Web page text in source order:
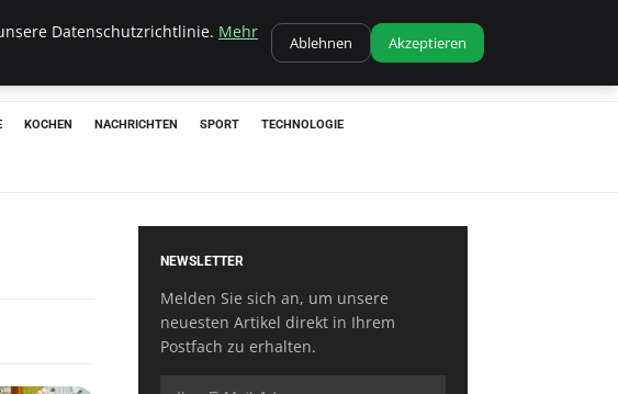
KOCHEN NACHRICHTEN SPORT TECHNOLOGIE
NEWSLETTER
Melden Sie sich an, um unsere
neuesten Artikel direkt in Ihrem
Postfach zu erhalten.
Datenschutzrichtlinie. Mehr
Ablehnen Akzeptieren